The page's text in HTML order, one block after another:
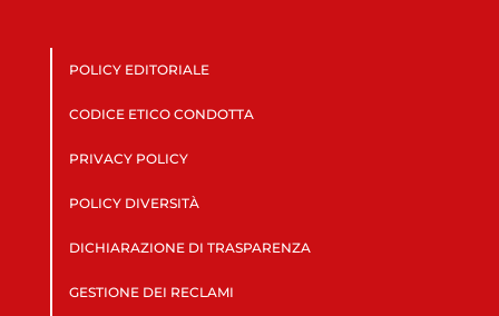
POLICY EDITORIALE
CODICE ETICO CONDOTTA
PRIVACY POLICY
POLICY DIVERSITÀ
DICHIARAZIONE DI TRASPARENZA
GESTIONE DEI RECLAMI